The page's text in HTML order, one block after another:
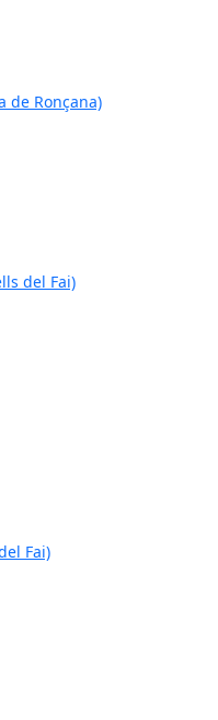
de Ronçana)
del Fai)
Fai)